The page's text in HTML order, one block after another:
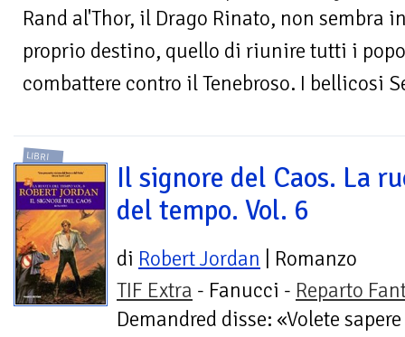
Rand al'Thor, il Drago Rinato, non sembra
proprio destino, quello di riunire tutti i
combattere contro il Tenebroso. I bellicosi
LIBRI
Il signore del Caos. La
del tempo. Vol. 6
di Robert Jordan | Romanzo
TIF Extra - Fanucci - Reparto
Demandred disse: «Volete